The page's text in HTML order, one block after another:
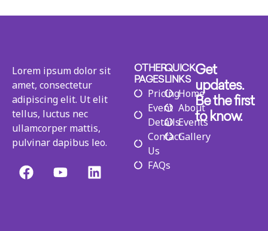
Lorem ipsum dolor sit
amet, consectetur
adipiscing elit. Ut elit
tellus, luctus nec
ullamcorper mattis,
pulvinar dapibus leo.
OTHER
PAGES
Pricing
Event
Details
Contact
Us
FAQs
QUICK
LINKS
Home
About
Events
Gallery
Get
updates.
Be the first
to know.